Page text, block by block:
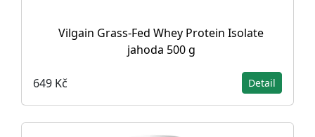
Vilgain Grass-Fed Whey Protein Isolate
jahoda 500 g
649 Kč Detail